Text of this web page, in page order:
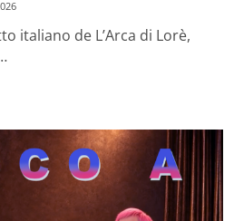
italiano de L’Arca di Lorè,